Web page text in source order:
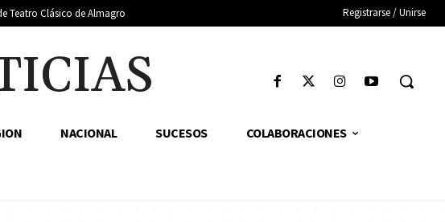
Teatro Clásico de Almagro Registrarse / Unirse
NACIONAL SUCESOS COLABORACIONES